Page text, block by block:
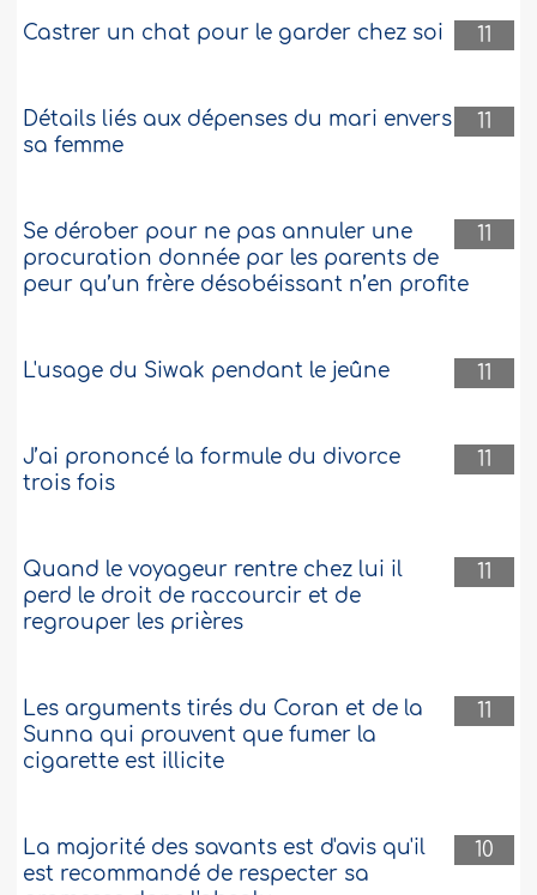
11
Castrer un chat pour le garder chez soi
11
Détails liés aux dépenses du mari envers
sa femme
11
Se dérober pour ne pas annuler une
procuration donnée par les parents de
peur qu’un frère désobéissant n’en profite
11
L'usage du Siwak pendant le jeûne
11
J’ai prononcé la formule du divorce
trois fois
11
Quand le voyageur rentre chez lui il
perd le droit de raccourcir et de
regrouper les prières
11
Les arguments tirés du Coran et de la
Sunna qui prouvent que fumer la
cigarette est illicite
10
La majorité des savants est d'avis qu'il
est recommandé de respecter sa